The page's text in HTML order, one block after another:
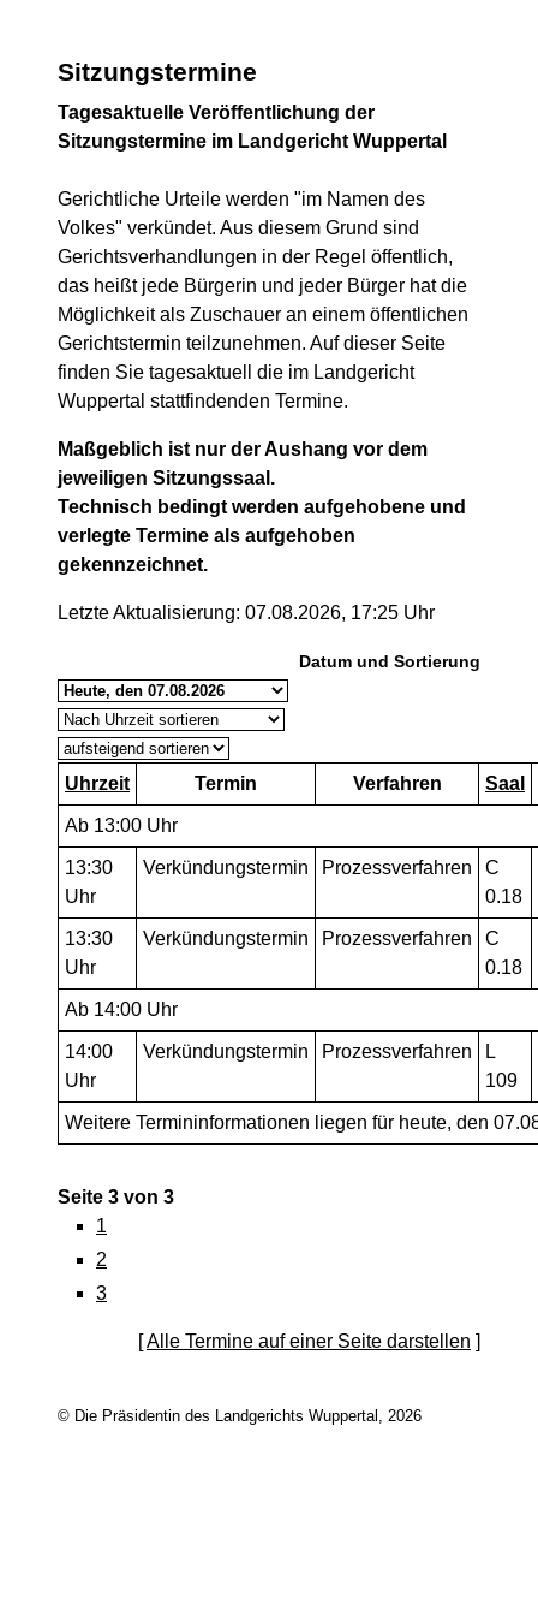
Sitzungstermine
Tagesaktuelle Veröffentlichung der
Sitzungstermine im Landgericht Wuppertal
Gerichtliche Urteile werden "im Namen des
Volkes" verkündet. Aus diesem Grund sind
Gerichtsverhandlungen in der Regel öffentlich,
das heißt jede Bürgerin und jeder Bürger hat die
Möglichkeit als Zuschauer an einem öffentlichen
Gerichtstermin teilzunehmen. Auf dieser Seite
finden Sie tagesaktuell die im Landgericht
Wuppertal stattfindenden Termine.
Maßgeblich ist nur der Aushang vor dem
jeweiligen Sitzungssaal.
Technisch bedingt werden aufgehobene und
verlegte Termine als aufgehoben
gekennzeichnet.
Letzte Aktualisierung: 07.08.2026, 17:25 Uhr
Datum und Sortierung
Uhrzeit Termin Verfahren Saal
Ab 13:00 Uhr
13:30
Uhr
Verkündungstermin Prozessverfahren
C
0.18
13:30
Uhr
Verkündungstermin Prozessverfahren
C
0.18
Ab 14:00 Uhr
14:00
Uhr
Verkündungstermin Prozessverfahren
L
109
Weitere Termininformationen liegen für heute, den
Seite 3 von 3
1
2
3
[Alle Termine auf einer Seite darstellen ]
© Die Präsidentin des Landgerichts Wuppertal, 2026